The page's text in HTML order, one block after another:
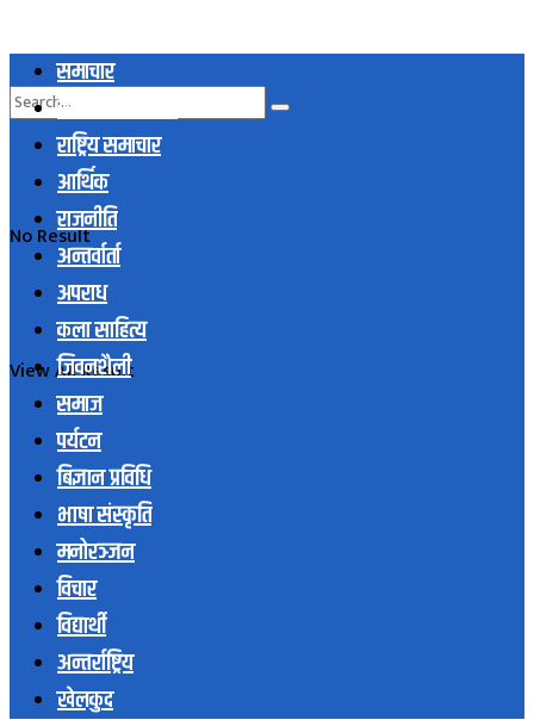
No Result
View All Result
समाचार
स्थानिय समाचार
राष्ट्रिय समाचार
आर्थिक
राजनीति
अन्तर्वार्ता
अपराध
कला साहित्य
जिवनशैली
समाज
पर्यटन
बिज्ञान प्रविधि
भाषा संस्कृति
मनोरञ्जन
विचार
विद्यार्थी
अन्तर्राष्ट्रिय
खेलकुद